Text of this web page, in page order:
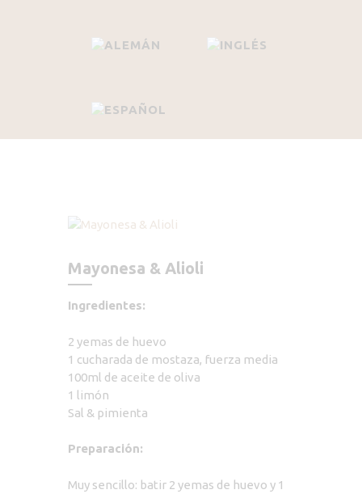
Mayonesa & Alioli
Ingredientes:
2 yemas de huevo
1 cucharada de mostaza, fuerza media
100ml de aceite de oliva
1 limón
Sal & pimienta
Preparación:
Muy sencillo: batir 2 yemas de huevo y 1